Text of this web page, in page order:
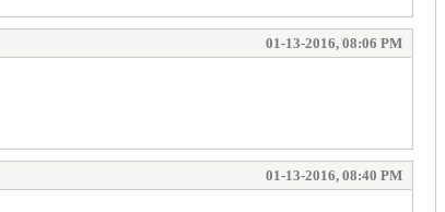
01-13-2016, 08:06 PM
01-13-2016, 08:40 PM